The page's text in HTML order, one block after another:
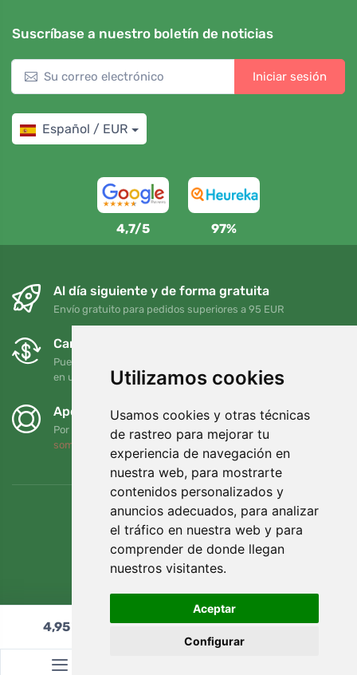
Utilizamos cookies
Usamos cookies y otras técnicas
de rastreo para mejorar tu
experiencia de navegación en
nuestra web, para mostrarte
contenidos personalizados y
anuncios adecuados, para analizar
el tráfico en nuestra web y para
comprender de donde llegan
nuestros visitantes.
Aceptar
Configurar
Suscríbase a nuestro boletín de noticias
Iniciar sesión
Español / EUR
4,7/5 97%
Al día siguiente y de forma gratuita
Envío gratuito para pedidos superiores a 95 EUR
Cambios y devoluciones gratuitos
Puede devolver o cambiar su pedido en cualquier momento
en un plazo de 90 días
Apoyamos a Trees.org
Por cada pedido plantamos un árbol. Leer más
somos
4,95€ Añadir al carrito